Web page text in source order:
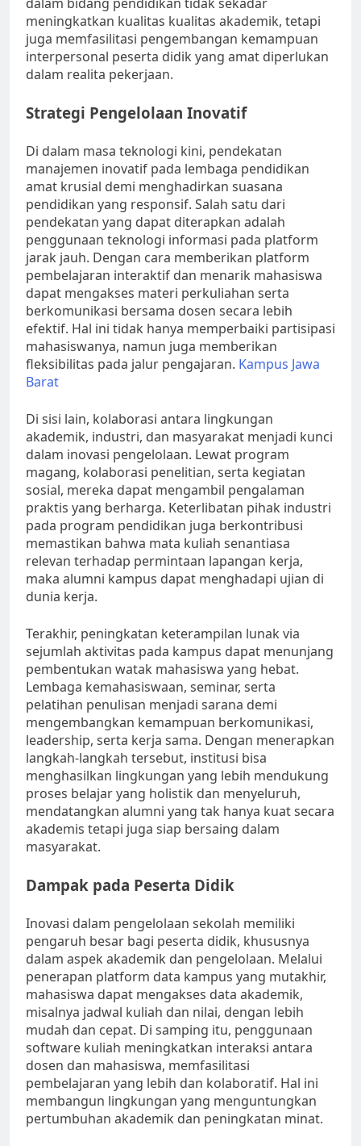
meningkatkan kualitas kualitas akademik, tetapi
juga memfasilitasi pengembangan kemampuan
interpersonal peserta didik yang amat diperlukan
dalam realita pekerjaan.
Strategi Pengelolaan Inovatif
Di dalam masa teknologi kini, pendekatan
manajemen inovatif pada lembaga pendidikan
amat krusial demi menghadirkan suasana
pendidikan yang responsif. Salah satu dari
pendekatan yang dapat diterapkan adalah
penggunaan teknologi informasi pada platform
jarak jauh. Dengan cara memberikan platform
pembelajaran interaktif dan menarik mahasiswa
dapat mengakses materi perkuliahan serta
berkomunikasi bersama dosen secara lebih
efektif. Hal ini tidak hanya memperbaiki partisipasi
mahasiswanya, namun juga memberikan
fleksibilitas pada jalur pengajaran. Kampus Jawa
Barat
Di sisi lain, kolaborasi antara lingkungan
akademik, industri, dan masyarakat menjadi kunci
dalam inovasi pengelolaan. Lewat program
magang, kolaborasi penelitian, serta kegiatan
sosial, mereka dapat mengambil pengalaman
praktis yang berharga. Keterlibatan pihak industri
pada program pendidikan juga berkontribusi
memastikan bahwa mata kuliah senantiasa
relevan terhadap permintaan lapangan kerja,
maka alumni kampus dapat menghadapi ujian di
dunia kerja.
Terakhir, peningkatan keterampilan lunak via
sejumlah aktivitas pada kampus dapat menunjang
pembentukan watak mahasiswa yang hebat.
Lembaga kemahasiswaan, seminar, serta
pelatihan penulisan menjadi sarana demi
mengembangkan kemampuan berkomunikasi,
leadership, serta kerja sama. Dengan menerapkan
langkah-langkah tersebut, institusi bisa
menghasilkan lingkungan yang lebih mendukung
proses belajar yang holistik dan menyeluruh,
mendatangkan alumni yang tak hanya kuat secara
akademis tetapi juga siap bersaing dalam
masyarakat.
Dampak pada Peserta Didik
Inovasi dalam pengelolaan sekolah memiliki
pengaruh besar bagi peserta didik, khususnya
dalam aspek akademik dan pengelolaan. Melalui
penerapan platform data kampus yang mutakhir,
mahasiswa dapat mengakses data akademik,
misalnya jadwal kuliah dan nilai, dengan lebih
mudah dan cepat. Di samping itu, penggunaan
software kuliah meningkatkan interaksi antara
dosen dan mahasiswa, memfasilitasi
pembelajaran yang lebih dan kolaboratif. Hal ini
membangun lingkungan yang menguntungkan
pertumbuhan akademik dan peningkatan minat.